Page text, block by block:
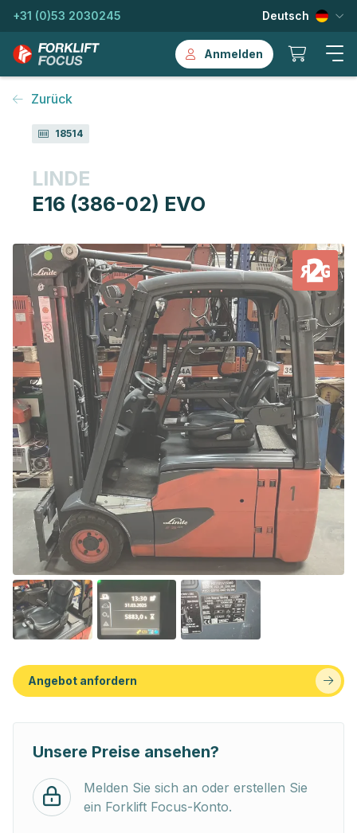
+31 (0)53 2030245 Deutsch
Anmelden
Zurück
18514
LINDE
E16 (386-02) EVO
Angebot anfordern
Unsere Preise ansehen?
Melden Sie sich an oder erstellen Sie
ein Forklift Focus-Konto.